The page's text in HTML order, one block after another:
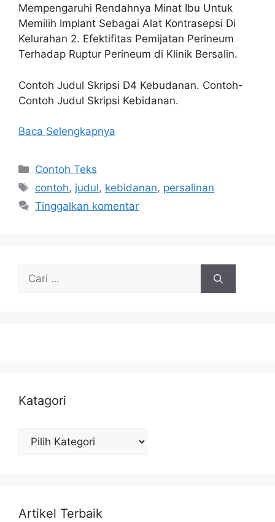
Mempengaruhi Rendahnya Minat Ibu Untuk
Memilih Implant Sebagai Alat Kontrasepsi Di
Kelurahan 2. Efektifitas Pemijatan Perineum
Terhadap Ruptur Perineum di Klinik Bersalin.
Contoh Judul Skripsi D4 Kebudanan. Contoh-
Contoh Judul Skripsi Kebidanan.
Baca Selengkapnya
Kategori
Contoh Teks
Tag
contoh, judul, kebidanan, persalinan
Tinggalkan komentar
Cari
Katagori
Katagori
Artikel Terbaik